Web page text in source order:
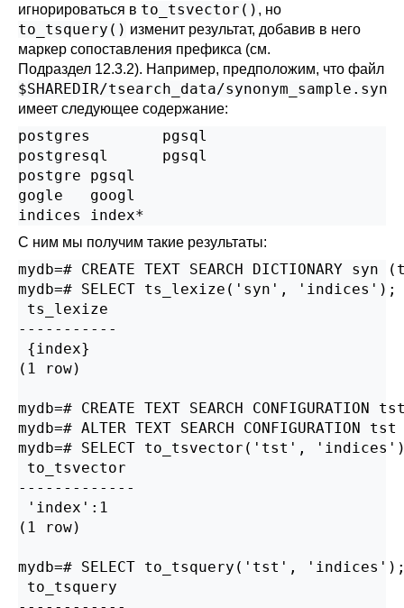
игнорироваться в to_tsvector() , но
to_tsquery() изменит результат, добавив в него
маркер сопоставления префикса (см.
Подраздел 12.3.2). Например, предположим, что файл
$SHAREDIR/tsearch_data/synonym_sample.syn
имеет следующее содержание:
postgres        pgsql
postgresql      pgsql
postgre pgsql
gogle   googl
indices index*
С ним мы получим такие результаты:
mydb=# CREATE TEXT SEARCH DICTIONARY
mydb=# SELECT ts_lexize('syn', 'indices');
ts_lexize
-----------
{index}
(1 row)
mydb=# CREATE TEXT SEARCH
mydb=# ALTER TEXT SEARCH CONFIGURATION
mydb=# SELECT to_tsvector('tst',
to_tsvector
-------------
'index':1
(1 row)
mydb=# SELECT to_tsquery('tst',
to_tsquery